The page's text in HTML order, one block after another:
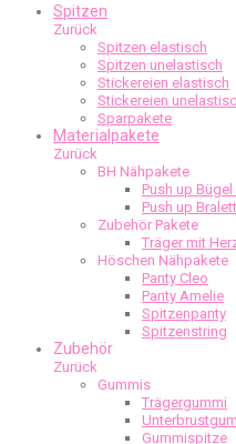
Spitzen
Zurück
Spitzen elastisch
Spitzen unelastisch
Stickereien elastisch
Stickereien
Sparpakete
Materialpakete
Zurück
BH Nähpakete
Push up Bügel
Push up
Zubehör Pakete
Träger mit
Höschen Nähpakete
Panty Cleo
Panty Amelie
Spitzenpanty
Spitzenstring
Zubehör
Zurück
Gummis
Trägergummi
Gummispitze